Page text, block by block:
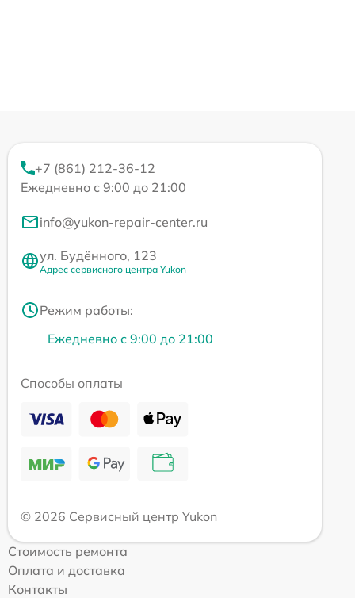
+7 (861) 212-36-12
Ежедневно с 9:00 до 21:00
info@yukon-repair-center.ru
ул. Будённого, 123
Адрес сервисного центра Yukon
Режим работы:
Ежедневно с 9:00 до 21:00
Способы оплаты
© 2026 Сервисный центр Yukon
Стоимость ремонта
Оплата и доставка
Контакты